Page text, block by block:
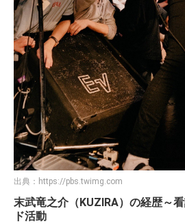
出典： https://pbs.twimg.com
末武竜之介（KUZIRA）の経歴～
ド活動